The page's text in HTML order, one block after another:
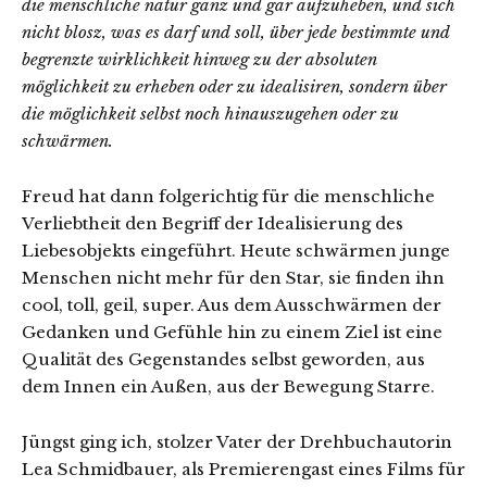
die menschliche natur ganz und gar aufzuheben, und sich
nicht blosz, was es darf und soll, über jede bestimmte und
begrenzte wirklichkeit hinweg zu der absoluten
möglichkeit zu erheben oder zu idealisiren, sondern über
die möglichkeit selbst noch hinauszugehen oder zu
schwärmen.
Freud hat dann folgerichtig für die menschliche
Verliebtheit den Begriff der Idealisierung des
Liebesobjekts eingeführt. Heute schwärmen junge
Menschen nicht mehr für den Star, sie finden ihn
cool, toll, geil, super. Aus dem Ausschwärmen der
Gedanken und Gefühle hin zu einem Ziel ist eine
Qualität des Gegenstandes selbst geworden, aus
dem Innen ein Außen, aus der Bewegung Starre.
Jüngst ging ich, stolzer Vater der Drehbuchautorin
Lea Schmidbauer, als Premierengast eines Films für